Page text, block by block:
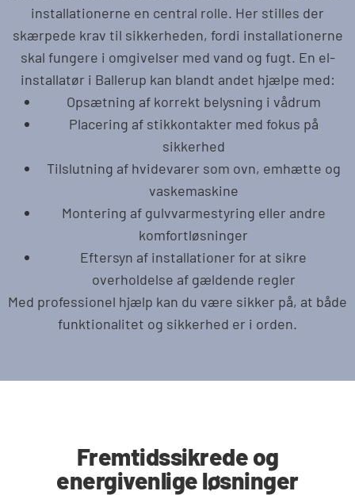
installationerne en central rolle. Her stilles der
skærpede krav til sikkerheden, fordi installationerne
skal fungere i omgivelser med vand og fugt. En el-
installatør i Ballerup kan blandt andet hjælpe med:
Opsætning af korrekt belysning i vådrum
Placering af stikkontakter med fokus på
sikkerhed
Tilslutning af hvidevarer som ovn, emhætte og
vaskemaskine
Montering af gulvvarmestyring eller andre
komfortløsninger
Eftersyn af installationer for at sikre
overholdelse af gældende regler
Med professionel hjælp kan du være sikker på, at både
funktionalitet og sikkerhed er i orden.
Fremtidssikrede og
energivenlige løsninger